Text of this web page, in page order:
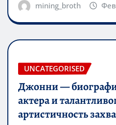
mining_broth
UNCATEGORISED
Джонни —
актера и
артистичность